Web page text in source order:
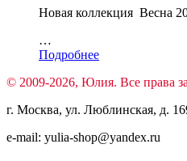
Новая коллекция Весна
…
Подробнее
© 2009-2026, Юлия. Все права
г. Москва, ул. Люблинская, д.
e-mail: yulia-shop@yandex.ru